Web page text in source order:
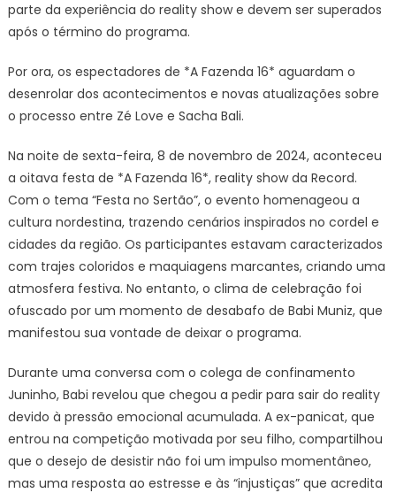
parte da experiência do reality show e devem ser superados
após o término do programa.
Por ora, os espectadores de *A Fazenda 16* aguardam o
desenrolar dos acontecimentos e novas atualizações sobre
o processo entre Zé Love e Sacha Bali.
Na noite de sexta-feira, 8 de novembro de 2024, aconteceu
a oitava festa de *A Fazenda 16*, reality show da Record.
Com o tema “Festa no Sertão”, o evento homenageou a
cultura nordestina, trazendo cenários inspirados no cordel e
cidades da região. Os participantes estavam caracterizados
com trajes coloridos e maquiagens marcantes, criando uma
atmosfera festiva. No entanto, o clima de celebração foi
ofuscado por um momento de desabafo de Babi Muniz, que
manifestou sua vontade de deixar o programa.
Durante uma conversa com o colega de confinamento
Juninho, Babi revelou que chegou a pedir para sair do reality
devido à pressão emocional acumulada. A ex-panicat, que
entrou na competição motivada por seu filho, compartilhou
que o desejo de desistir não foi um impulso momentâneo,
mas uma resposta ao estresse e às “injustiças” que acredita